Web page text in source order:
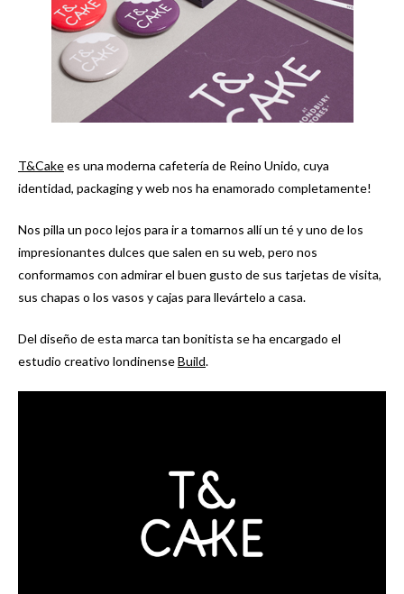
T&Cakees una moderna cafetería de Reino Unido, cuya
identidad, packaging y web nos ha enamorado completamente!
Nos pilla un poco lejos para ir a tomarnos allí un té y uno de los
impresionantes dulces que salen en su web, pero nos
conformamos con admirar el buen gusto de sus tarjetas de visita,
sus chapas o los vasos y cajas para llevártelo a casa.
Del diseño de esta marca tan bonitista se ha encargado el
estudio creativo londinenseBuild.